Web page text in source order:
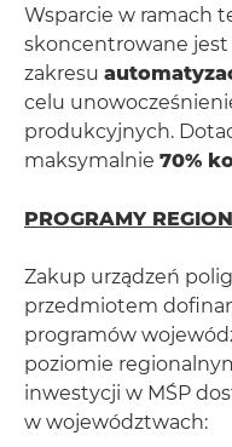
Wsparcie w ramach
skoncentrowane jest
zakresu
celu
produkcyjnych.
maksymalnie 70%
PROGRAMY
Zakup urządzeń
przedmiotem
programów
poziomie
inwestycji w MŚP
w województwach: